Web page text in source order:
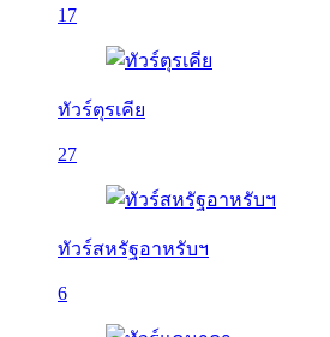
17
ทัวร์ตุรเคีย
27
ทัวร์สหรัฐอาหรับฯ
6